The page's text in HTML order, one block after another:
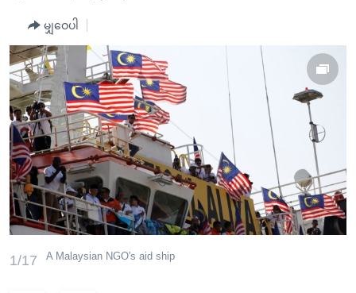
ကျော်
ကြည့်
ရန်
ပင်မ
အ
ညွန်း
စာမျက်နှာ
သို့
ကျော်
အစ္စရေး-ပါလက်စတိုင်း
အင်္ဂလိပ်စာလေ့လာမယ်
အမေရိကန်သုံးအီဒီယံ
မကြေးမုံရဲ့ အင်္ဂလိပ်စာ
ရုပ်ရှင်ထဲက အင်္ဂလိပ်စာ
သုတပဒေသာ အင်္ဂလိပ်စာ
အပတ်စဉ်ကဏ္ဍများ
ရေဒီယို
တီဗွီ
ရေဒီယိုနှင့်ရုပ်သံ အချက်အလက်များ
ရေဒီယို/တီဗွီအစီအစဉ်
Learning English
ဗွီအိုအေ လူမှုကွန်ယက်များ
မျှဝေပါ
1/17 A Malaysian NGO's aid ship